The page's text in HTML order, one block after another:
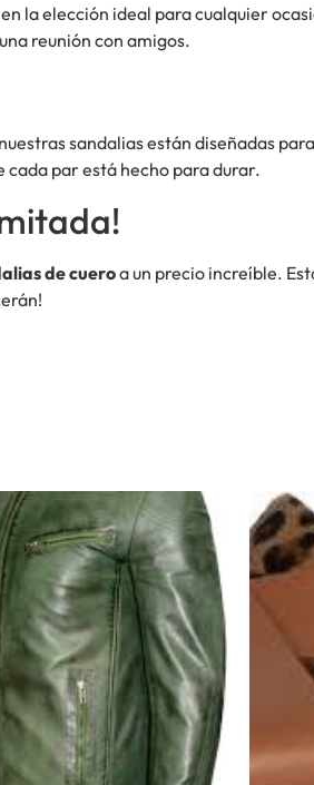
la elección ideal para cualquier
reunión con amigos.
sandalias están diseñadas
par está hecho para durar.
de cueroa un precio increíble.